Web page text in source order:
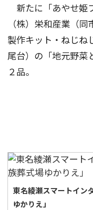
新たに「あやせ姫
（株）栄和産業（
製作キット・ねじね
尾台）の「地元野菜
２品。
東名綾瀬スマートイン
ゆかりえ」